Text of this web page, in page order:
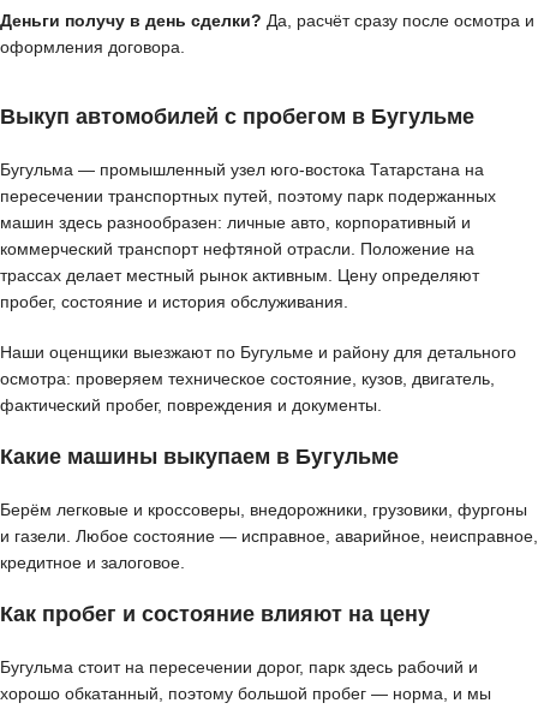
Деньги получу в день сделки? Да, расчёт сразу после осмотра и
оформления договора.
Выкуп автомобилей с пробегом в Бугульме
Бугульма — промышленный узел юго-востока Татарстана на
пересечении транспортных путей, поэтому парк подержанных
машин здесь разнообразен: личные авто, корпоративный и
коммерческий транспорт нефтяной отрасли. Положение на
трассах делает местный рынок активным. Цену определяют
пробег, состояние и история обслуживания.
Наши оценщики выезжают по Бугульме и району для детального
осмотра: проверяем техническое состояние, кузов, двигатель,
фактический пробег, повреждения и документы.
Какие машины выкупаем в Бугульме
Берём легковые и кроссоверы, внедорожники, грузовики, фургоны
и газели. Любое состояние — исправное, аварийное, неисправное,
кредитное и залоговое.
Как пробег и состояние влияют на цену
Бугульма стоит на пересечении дорог, парк здесь рабочий и
хорошо обкатанный, поэтому большой пробег — норма, и мы